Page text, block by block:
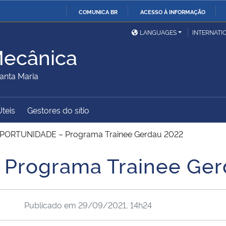
COMUNICA BR ACESSO À INFORMAÇÃO
Ministério da Defesa
Ministério das Relações
Exteriores
Ministério da Cidadania
Ministério do
Desenvolvimento Regional
União
Advocacia-Geral da União Banco Central do Brasil
LANGUAGES
Maria
Gestores do sítio
– Programa Trainee Gerdau 2022
Programa Trainee
Publicado em 29/09/2021, 14h24